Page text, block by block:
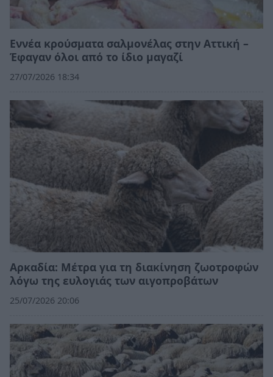
Εννέα κρούσματα σαλμονέλας στην Αττική –
Έφαγαν όλοι από το ίδιο μαγαζί
27/07/2026 18:34
Αρκαδία: Μέτρα για τη διακίνηση ζωοτροφών
λόγω της ευλογιάς των αιγοπροβάτων
25/07/2026 20:06